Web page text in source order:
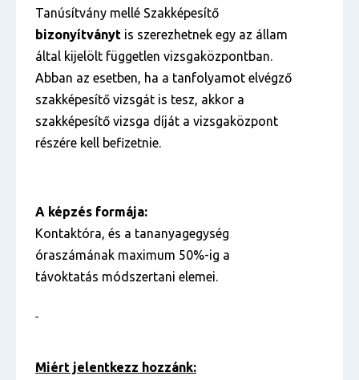
Tanúsítvány mellé Szakképesítő
bizonyítványt is szerezhetnek egy az állam
által kijelölt független vizsgaközpontban.
Abban az esetben, ha a tanfolyamot elvégző
szakképesítő vizsgát is tesz, akkor a
szakképesítő vizsga díját a vizsgaközpont
részére kell befizetnie.
A képzés formája:
Kontaktóra, és a tananyagegység
óraszámának maximum 50%-ig a
távoktatás módszertani elemei.
Miért jelentkezz hozzánk: